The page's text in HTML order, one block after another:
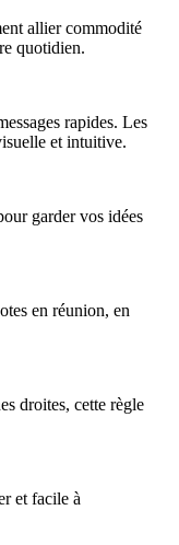
allier commodité
quotidien.
rapides. Les
et intuitive.
garder vos idées
en réunion, en
droites, cette règle
et facile à